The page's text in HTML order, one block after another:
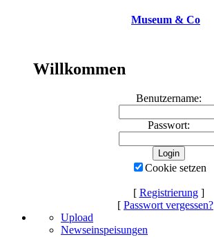
Museum & Co
Willkommen
Benutzername:
Passwort:
Cookie setzen
[ Registrierung]
[ Passwort vergessen?
Upload
Newseinspeisungen